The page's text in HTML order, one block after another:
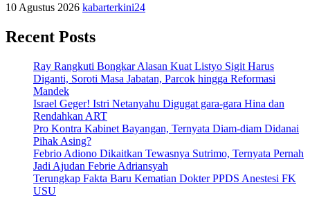
10 Agustus 2026 kabarterkini24
Recent Posts
Ray Rangkuti Bongkar Alasan Kuat Listyo Sigit Harus
Diganti, Soroti Masa Jabatan, Parcok hingga Reformasi
Mandek
Israel Geger! Istri Netanyahu Digugat gara-gara Hina dan
Rendahkan ART
Pro Kontra Kabinet Bayangan, Ternyata Diam-diam Didanai
Pihak Asing?
Febrio Adiono Dikaitkan Tewasnya Sutrimo, Ternyata Pernah
Jadi Ajudan Febrie Adriansyah
Terungkap Fakta Baru Kematian Dokter PPDS Anestesi FK
USU